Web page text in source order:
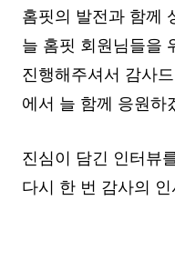
홈핏의 발전과 함께
늘 홈핏 회원님들을
진행해주셔서 감사
에서 늘 함께 응원하
진심이 담긴 인터뷰
다시 한 번 감사의